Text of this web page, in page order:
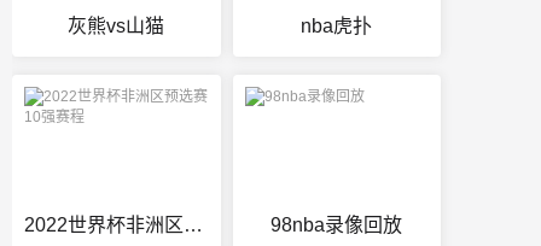
灰熊vs山猫 nba虎扑
2022世界杯非洲区预选赛10强赛程 98nba录像回放